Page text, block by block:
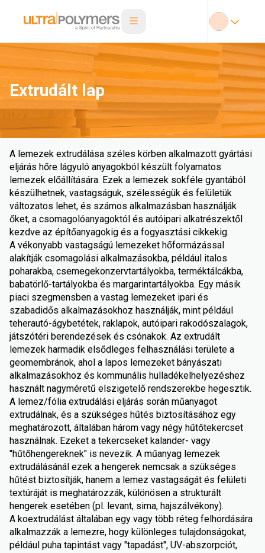
Extrudált lap
A lemezek extrudálása széles körben alkalmazott gyártási
eljárás hőre lágyuló anyagokból készült folyamatos
lemezek előállítására. Ezek a lemezek sokféle gyantából
készülhetnek, vastagságuk, szélességük és felületük
változatos lehet, és számos alkalmazásban használják
őket, a csomagolóanyagoktól és autóipari alkatrészektől
kezdve az építőanyagokig és a fogyasztási cikkekig.
A vékonyabb vastagságú lemezeket hőformázással
alakítják csomagolási alkalmazásokba, például italos
poharakba, csemegekonzervtartályokba, terméktálcákba,
babatörlő-tartályokba és margarintartályokba. Egy másik
piaci szegmensben a vastag lemezeket ipari és
szabadidős alkalmazásokhoz használják, mint például
teherautó-ágybetétek, raklapok, autóipari rakodószalagok,
játszótéri berendezések és csónakok. Az extrudált
lemezek harmadik elsődleges felhasználási területe a
geomembránok, ahol a lapos lemezeket bányászati
alkalmazásokhoz és kommunális hulladékelhelyezéshez
használt nagyméretű elszigetelő rendszerekbe hegesztik.
A lemez/fólia extrudálási eljárás során műanyagot
extrudálnak, és a szükséges hűtés biztosításához egy
meghatározott, általában három vagy négy hűtőtekercset
használnak. Ezeket a tekercseket kalander- vagy
"hűtőhengereknek" is nevezik. A műanyag lemezek
extrudálásánál ezek a hengerek nemcsak a szükséges
hűtést biztosítják, hanem a lemez vastagságát és felületi
textúráját is meghatározzák, különösen a strukturált
hengerek esetében (pl. levant, sima, hajszálvékony).
A koextrudálást általában egy vagy több réteg felhordására
alkalmazzák a lemezre, hogy különleges tulajdonságokat,
például puha tapintást vagy "tapadást", UV-abszorpciót,